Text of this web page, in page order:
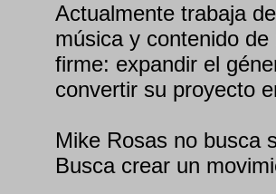
Actualmente trabaja
música y contenido
firme: expandir el
convertir su proyecto
Mike Rosas no busca
Busca crear un